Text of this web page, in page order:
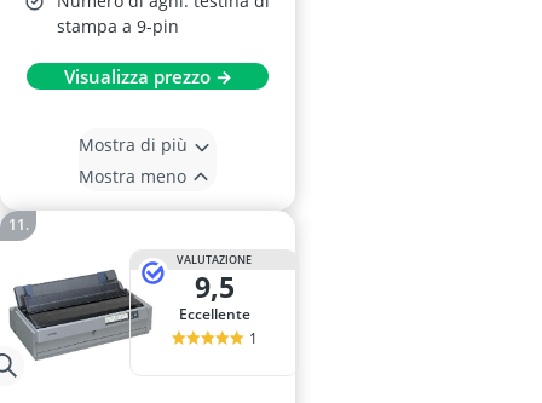
stampa a 9-pin
Visualizza prezzo →
Mostra di più
Mostra meno
VALUTAZIONE
9,5
Eccellente
1